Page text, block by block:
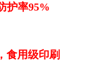
护率95%
食用级印刷